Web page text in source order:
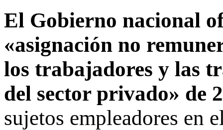
El Gobierno nacional
«asignación no
los trabajadores y las
del sector privado» de
sujetos empleadores en